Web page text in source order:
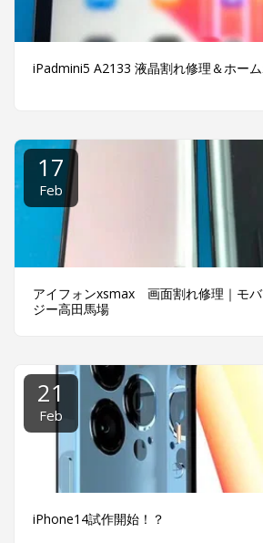
iPadmini5 A2133 液晶割れ修理＆ホー
17
Feb
アイフォンxsmax 画面割れ修理｜モバ
ジー高田馬場
21
Feb
iPhone14試作開始！？